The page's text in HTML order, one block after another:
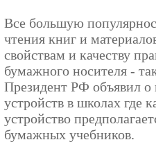
Все большую
чтения книг и
свойствам и качеству
бумажного носителя -
Президент РФ объявил о
устройств в школах где
устройство
бумажных учебников.